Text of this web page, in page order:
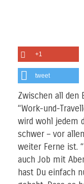
+1
tweet
Zwischen all den
“Work-und-
wird wohl jedem
schwer – vor
weiter Ferne ist.
auch Job mit
hast Du einfach